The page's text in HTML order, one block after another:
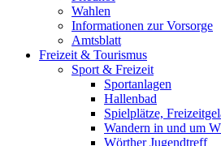
Wahlen
Informationen zur Vorsorge
Amtsblatt
Freizeit & Tourismus
Sport & Freizeit
Sportanlagen
Hallenbad
Spielplätze,
Wandern in und um
Wörther Jugendtreff